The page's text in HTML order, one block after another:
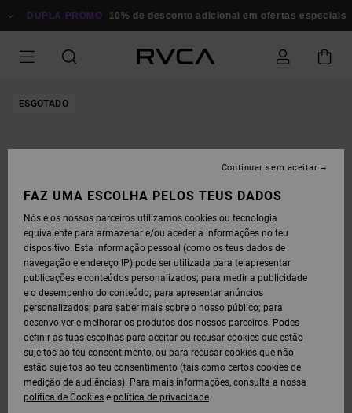
PARA DUPLA PROMO 10% de desconto adicional em ofertas especiais
ESGOTADO
FAZ UMA ESCOLHA PELOS TEUS DADOS
Nós e os nossos parceiros utilizamos cookies ou tecnologia
equivalente para armazenar e/ou aceder a informações no teu
dispositivo. Esta informação pessoal (como os teus dados de
navegação e endereço IP) pode ser utilizada para te apresentar
publicações e conteúdos personalizados; para medir a publicidade
e o desempenho do conteúdo; para apresentar anúncios
personalizados; para saber mais sobre o nosso público; para
desenvolver e melhorar os produtos dos nossos parceiros. Podes
definir as tuas escolhas para aceitar ou recusar cookies que estão
sujeitos ao teu consentimento, ou para recusar cookies que não
estão sujeitos ao teu consentimento (tais como certos cookies de
medição de audiências). Para mais informações, consulta a nossa
política de Cookies e política de privacidade
Continuar sem aceitar